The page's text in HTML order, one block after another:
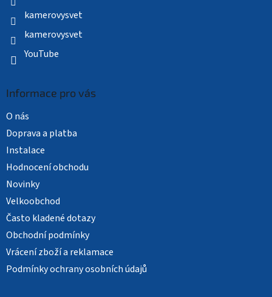
kamerovysvet
kamerovysvet
YouTube
Informace pro vás
O nás
Doprava a platba
Instalace
Hodnocení obchodu
Novinky
Velkoobchod
Často kladené dotazy
Obchodní podmínky
Vrácení zboží a reklamace
Podmínky ochrany osobních údajů